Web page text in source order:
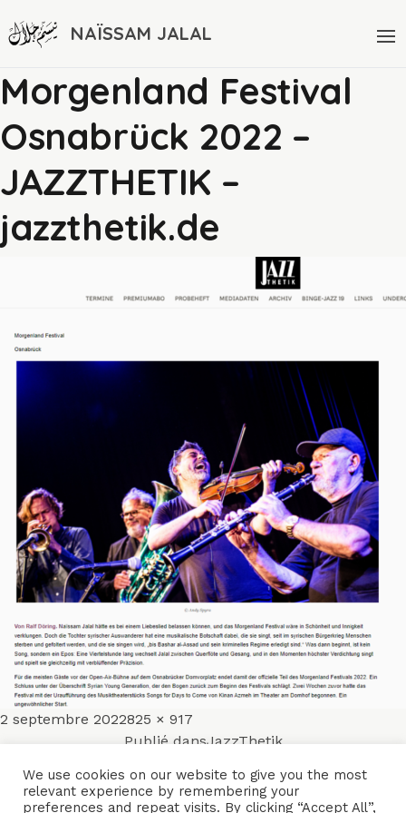
NAÏSSAM JALAL
Morgenland Festival
Osnabrück 2022 –
JAZZTHETIK –
jazzthetik.de
Publié
2 septembre 2022Taille
réelle
825 × 917
Navigation
de
Publié dansJazzThetik
ACCUEIL ENSEMBLES CONCERTS VIDÉOS
We use cookies on our website to give you the most
relevant experience by remembering your
preferences and repeat visits. By clicking “Accept All”,